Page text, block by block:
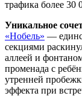
трафика более 30
Уникальное
«Нобель» —
секциями
аллеей и
променада с
утренней
эффекта при